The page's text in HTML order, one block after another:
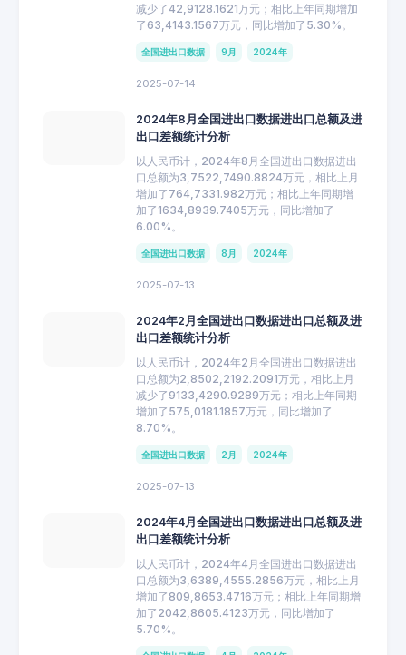
减少了42,9128.1621万元；相比上年同期增加
了63,4143.1567万元，同比增加了5.30%。
全国进出口数据 9月 2024年
2025-07-14
2024年8月全国进出口数据进出口总额及进
出口差额统计分析
以人民币计，2024年8月全国进出口数据进出
口总额为3,7522,7490.8824万元，相比上月
增加了764,7331.982万元；相比上年同期增
加了1634,8939.7405万元，同比增加了
6.00%。
全国进出口数据 8月 2024年
2025-07-13
2024年2月全国进出口数据进出口总额及进
出口差额统计分析
以人民币计，2024年2月全国进出口数据进出
口总额为2,8502,2192.2091万元，相比上月
减少了9133,4290.9289万元；相比上年同期
增加了575,0181.1857万元，同比增加了
8.70%。
全国进出口数据 2月 2024年
2025-07-13
2024年4月全国进出口数据进出口总额及进
出口差额统计分析
以人民币计，2024年4月全国进出口数据进出
口总额为3,6389,4555.2856万元，相比上月
增加了809,8653.4716万元；相比上年同期增
加了2042,8605.4123万元，同比增加了
5.70%。